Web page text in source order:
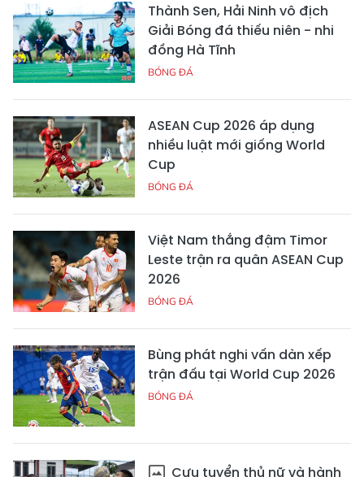
Thành Sen, Hải Ninh vô địch
Giải Bóng đá thiếu niên - nhi
đồng Hà Tĩnh
BÓNG ĐÁ
ASEAN Cup 2026 áp dụng
nhiều luật mới giống World
Cup
BÓNG ĐÁ
Việt Nam thắng đậm Timor
Leste trận ra quân ASEAN Cup
2026
BÓNG ĐÁ
Bùng phát nghi vấn dàn xếp
trận đấu tại World Cup 2026
BÓNG ĐÁ
Cựu tuyển thủ nữ và hành